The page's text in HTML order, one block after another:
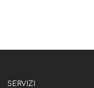
SERVIZI